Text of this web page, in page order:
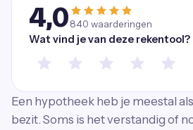
4,0840 waarderingen
Wat vind je van deze rekentool?
Een hypotheek heb je meestal
bezit. Soms is het verstandig of